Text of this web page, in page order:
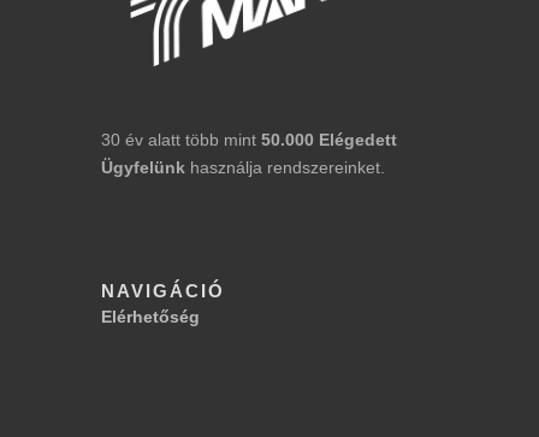
30 év alatt több mint 50.000 Elégedett
Ügyfelünk használja rendszereinket.
NAVIGÁCIÓ
Elérhetőség